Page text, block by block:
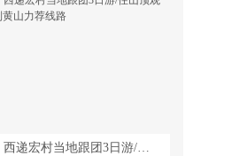
黄山、西递宏村当地跟团3日游/住山顶观日出/初到黄山力荐线路